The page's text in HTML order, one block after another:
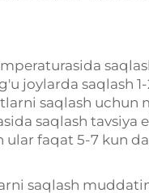
joylarda saqlash
saqlash uchun
saqlash tavsiya
ular faqat 5-7 kun
saqlash